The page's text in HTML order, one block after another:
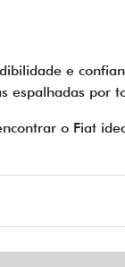
e
espalhadas por
o Fiat